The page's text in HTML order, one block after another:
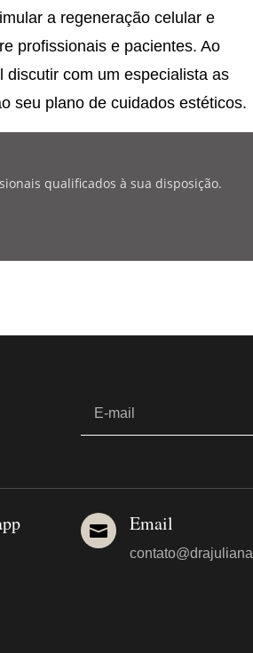
a regeneração celular e
profissionais e pacientes. Ao
com um especialista as
seu plano de cuidados estéticos.
qualificados à sua disposição.
 Email